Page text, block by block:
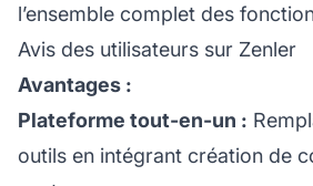
l’ensemble complet des
Avis des utilisateurs sur Zenler
Avantages :
Plateforme tout-en-un :
outils en intégrant création de